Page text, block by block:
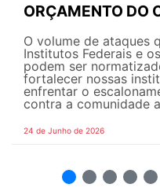
ORÇAMENTO DO
O volume de ataques
Institutos Federais e
podem ser
fortalecer nossas
enfrentar o
contra a comunidade
24 de Junho de 2026